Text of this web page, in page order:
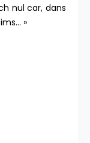
nul car, dans
»